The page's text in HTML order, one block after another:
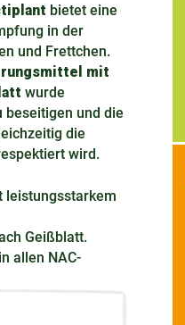
bietet eine
in der
und Frettchen.
mit
wurde
beseitigen und die
die
wird.
leistungsstarkem
Geißblatt.
in allen NAC-